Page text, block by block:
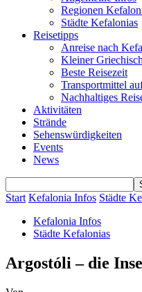
Regionen
Städte Kefalonias
Reisetipps
Anreise nach
Kleiner
Beste Reisezeit
Transportmittel
Nachhaltiges
Aktivitäten
Strände
Sehenswürdigkeiten
Events
News
Start Kefalonia Infos Städte
Kefalonia Infos
Städte Kefalonias
Argostóli – die